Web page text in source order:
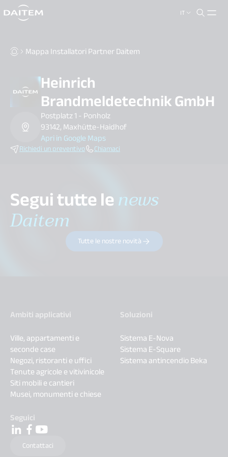
IT
search.label
Mappa Installatori Partner Daitem
Heinrich
Brandmeldetechnik GmbH
Postplatz 1 - Ponholz
93142, Maxhütte-Haidhof
Apri in Google Maps
Richiedi un preventivo Chiamaci
Segui tutte lenews
Daitem
Tutte le nostre novità
Ambiti applicativi
Ville, appartamenti e
seconde case
Negozi, ristoranti e uffici
Tenute agricole e vitivinicole
Siti mobili e cantieri
Musei, monumenti e chiese
Soluzioni
Sistema E-Nova
Sistema E-Square
Sistema antincendio Beka
Seguici
Contattaci